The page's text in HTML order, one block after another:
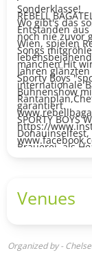
Sonderklasse!
Wo gibt's das
noch nie zuvor
Songs
manchen Hit
Sporty Boys
Bühnenshow
garantiert.
SPORTY BOYS
Brauerei, als
REBELL
Entstanden
Wien, spielen
Jahren
internationale
https://
Venues
Organized by -